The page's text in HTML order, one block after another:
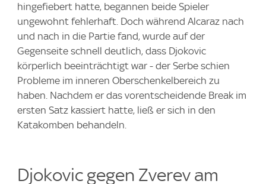
hingefiebert hatte, begannen beide Spieler
ungewohnt fehlerhaft. Doch während Alcaraz nach
und nach in die Partie fand, wurde auf der
Gegenseite schnell deutlich, dass Djokovic
körperlich beeinträchtigt war - der Serbe schien
Probleme im inneren Oberschenkelbereich zu
haben. Nachdem er das vorentscheidende Break im
ersten Satz kassiert hatte, ließ er sich in den
Katakomben behandeln.
Djokovic gegen Zverev am